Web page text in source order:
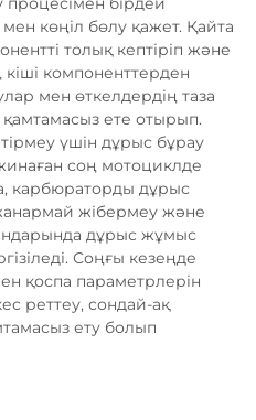
көңіл бөлу қажет. Қайта
толық кептіріп және
компоненттерден
мен өткелдердің таза
ете отырып.
үшін дұрыс бұрау
соң мотоциклде
карбюраторды дұрыс
жібермеу және
дұрыс жұмыс
Соңғы кезеңде
қоспа параметрлерін
реттеу, сондай-ақ
ету болып